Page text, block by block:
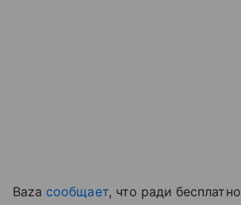
Baza сообщает, что ради